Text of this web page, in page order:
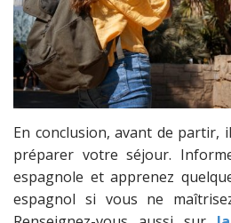
En conclusion, avant de partir,
préparer votre séjour.
espagnole et apprenez
espagnol si vous ne